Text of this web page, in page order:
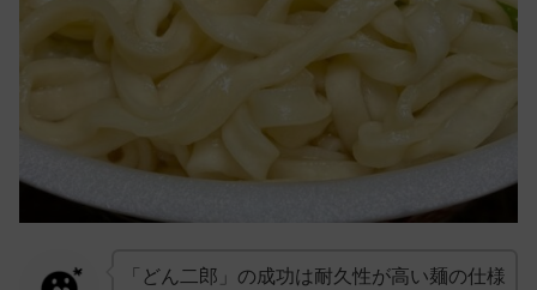
「どん二郎」の成功は耐久性が高い麺の仕様